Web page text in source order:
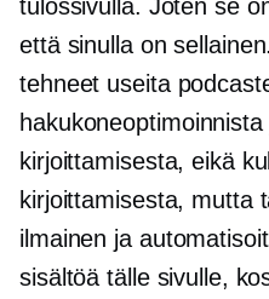
tulossivulla. Joten se
että sinulla on
tehneet useita
kirjoittamisesta, eikä
kirjoittamisesta, mutta
ilmainen ja
sisältöä tälle sivulle,